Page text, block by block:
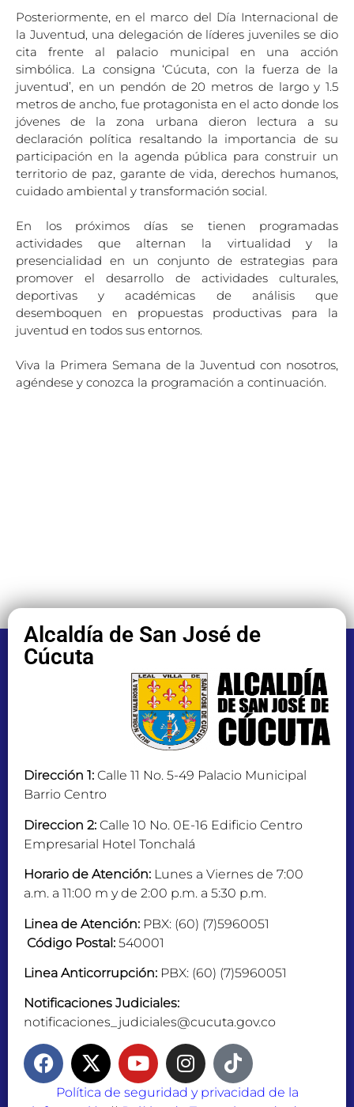
Posteriormente, en el marco del Día Internacional de
la Juventud, una delegación de líderes juveniles se dio
cita frente al palacio municipal en una acción
simbólica. La consigna ‘Cúcuta, con la fuerza de la
juventud’, en un pendón de 20 metros de largo y 1.5
metros de ancho, fue protagonista en el acto donde los
jóvenes de la zona urbana dieron lectura a su
declaración política resaltando la importancia de su
participación en la agenda pública para construir un
territorio de paz, garante de vida, derechos humanos,
cuidado ambiental y transformación social.
En los próximos días se tienen programadas
actividades que alternan la virtualidad y la
presencialidad en un conjunto de estrategias para
promover el desarrollo de actividades culturales,
deportivas y académicas de análisis que
desemboquen en propuestas productivas para la
juventud en todos sus entornos.
Viva la Primera Semana de la Juventud con nosotros,
agéndese y conozca la programación a continuación.
Alcaldía de San José de
Cúcuta
Dirección 1: Calle 11 No. 5-49 Palacio Municipal
Barrio Centro
Direccion 2: Calle 10 No. 0E-16 Edificio Centro
Empresarial Hotel Tonchalá
Horario de Atención: Lunes a Viernes de 7:00
a.m. a 11:00 m y de 2:00 p.m. a 5:30 p.m.
Linea de Atención: PBX: (60) (7)5960051
Código Postal: 540001
Linea Anticorrupción: PBX: (60) (7)5960051
Notificaciones Judiciales:
notificaciones_judiciales@cucuta.gov.co
Política de seguridad y privacidad de la